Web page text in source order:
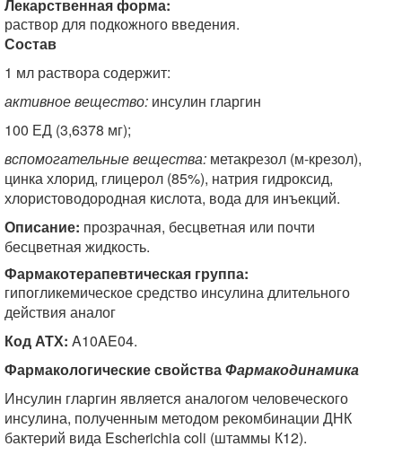
Лекарственная форма:
раствор для подкожного введения.
Состав
1 мл раствора содержит:
активное вещество: инсулин гларгин
100 ЕД (3,6378 мг);
вспомогательные вещества: метакрезол (м-крезол),
цинка хлорид, глицерол (85%), натрия гидроксид,
хлористоводородная кислота, вода для инъекций.
Описание: прозрачная, бесцветная или почти
бесцветная жидкость.
Фармакотерапевтическая группа:
гипогликемическое средство инсулина длительного
действия аналог
Код АТХ: A10AE04.
Фармакологические свойстваФармакодинамика
Инсулин гларгин является аналогом человеческого
инсулина, полученным методом рекомбинации ДНК
бактерий вида Escherichia coli (штаммы К12).